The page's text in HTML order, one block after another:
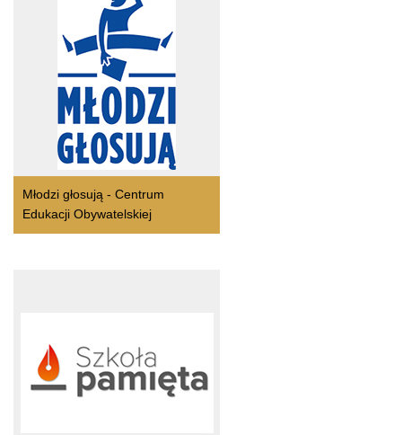
Młodzi głosują - Centrum
Edukacji Obywatelskiej